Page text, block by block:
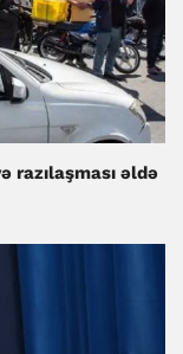
razılaşması əldə